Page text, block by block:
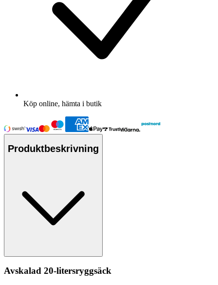
Köp online, hämta i butik
Produktbeskrivning
Avskalad 20-litersryggsäck